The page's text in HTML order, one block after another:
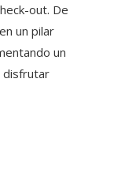
out. De
un pilar
un
disfrutar